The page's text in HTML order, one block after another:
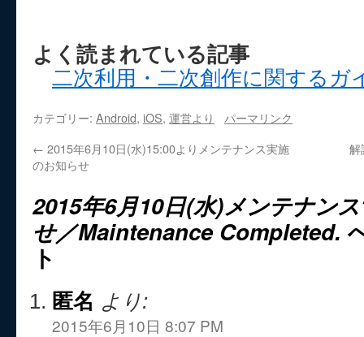
よく読まれている記事
二次利用・二次創作に関するガ
カテゴリー: Android, iOS, 運営より
パーマリンク
← 2015年6月10日(水)15:00よりメンテナンス実施
のお知らせ
解
2015年6月10日(水)メンテナン
せ／Maintenance Completed.
ト
匿名 より:
2015年6月10日 8:07 PM